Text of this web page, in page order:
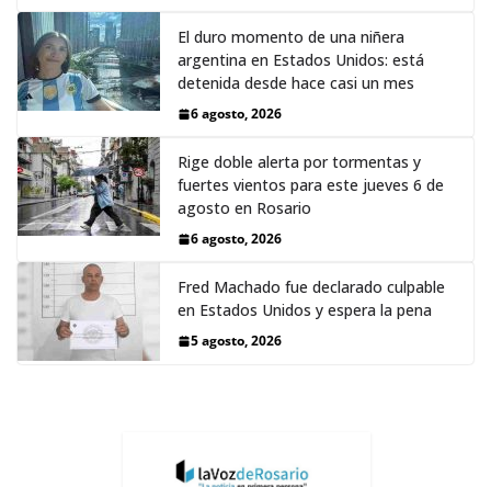
El duro momento de una niñera
argentina en Estados Unidos: está
detenida desde hace casi un mes
6 agosto, 2026
Rige doble alerta por tormentas y
fuertes vientos para este jueves 6 de
agosto en Rosario
6 agosto, 2026
Fred Machado fue declarado culpable
en Estados Unidos y espera la pena
5 agosto, 2026